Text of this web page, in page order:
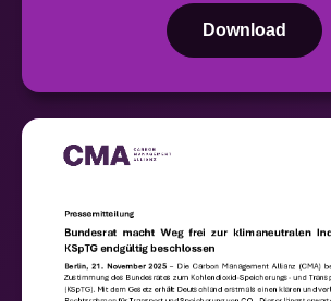
Download